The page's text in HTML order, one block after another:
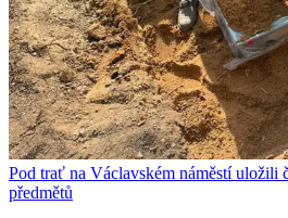
Pod trať na Václavském náměstí uložili
předmětů